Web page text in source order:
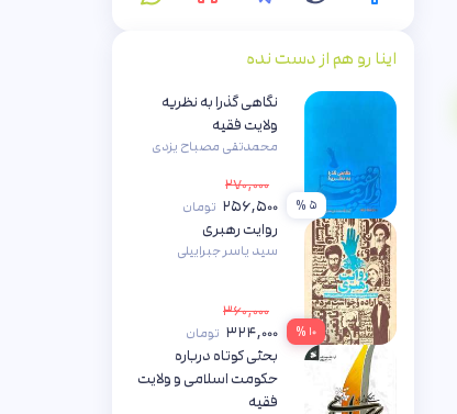
اینا رو هم از دست نده
۵ %
نگاهی گذرا به نظریه
ولایت فقیه
محمدتقی مصباح یزدی
۲۷۰,۰۰۰
۲۵۶,۵۰۰ تومان
۱۰ %
روایت رهبری
سید یاسر جبراییلی
۳۶۰,۰۰۰
۳۲۴,۰۰۰ تومان
بحثی کوتاه درباره
حکومت اسلامی و ولایت
فقیه